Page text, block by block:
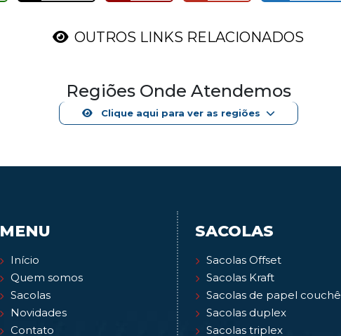
OUTROS LINKS RELACIONADOS
Regiões Onde Atendemos
Clique aqui para ver as regiões
MENU
Início
Quem somos
Sacolas
Novidades
Contato
SACOLAS
Sacolas Offset
Sacolas Kraft
Sacolas de papel couchê
Sacolas duplex
Sacolas triplex